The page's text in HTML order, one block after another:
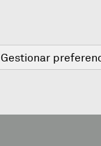
BLOGA
Gestionar